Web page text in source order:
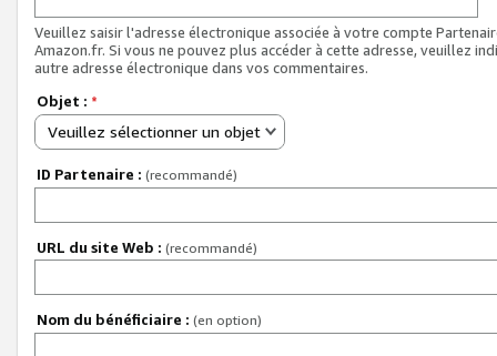
Veuillez saisir l'adresse électronique associée à votre compte
Amazon.fr. Si vous ne pouvez plus accéder à cette adresse, veuillez
autre adresse électronique dans vos commentaires.
Objet : *
Veuillez sélectionner un objet
ID Partenaire : (recommandé)
URL du site Web : (recommandé)
Nom du bénéficiaire : (en option)